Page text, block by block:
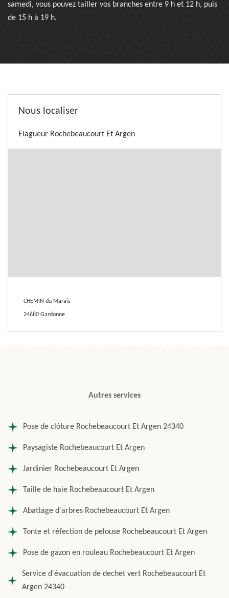
samedi, vous pouvez tailler vos branches entre 9 h et 12 h, puis
de 15 h à 19 h.
Nous localiser
Elagueur Rochebeaucourt Et Argen
CHEMIN du Marais
24680 Gardonne
Autres services
Pose de clôture Rochebeaucourt Et Argen 24340
Paysagiste Rochebeaucourt Et Argen
Jardinier Rochebeaucourt Et Argen
Taille de haie Rochebeaucourt Et Argen
Abattage d'arbres Rochebeaucourt Et Argen
Tonte et réfection de pelouse Rochebeaucourt Et Argen
Pose de gazon en rouleau Rochebeaucourt Et Argen
Service d'évacuation de dechet vert Rochebeaucourt Et
Argen 24340